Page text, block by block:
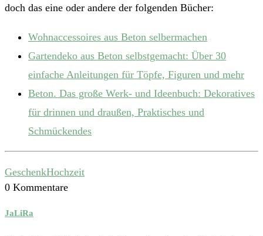
doch das eine oder andere der folgenden Bücher:
Wohnaccessoires aus Beton selbermachen
Gartendeko aus Beton selbstgemacht: Über 30
einfache Anleitungen für Töpfe, Figuren und mehr
Beton. Das große Werk- und Ideenbuch: Dekoratives
für drinnen und draußen, Praktisches und
Schmückendes
GeschenkHochzeit
0 Kommentare
JaLiRa